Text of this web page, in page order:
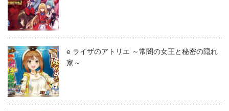
e ライザのアトリエ ～常闇の女王と秘密の隠れ
家～